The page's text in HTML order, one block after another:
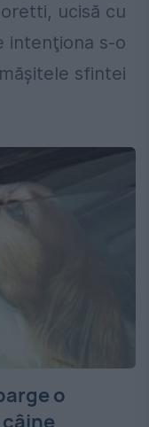
ucisă cu
intenţiona s-o
sfintei
o